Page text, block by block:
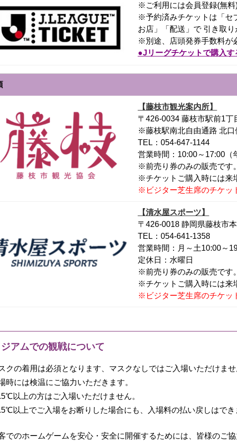
※ご利用には会員登録(無料)
※予約済みチケットは「セ
お店」「配送」で 引き取り
※別途、店頭発券手数料が
●Jリーグチケットで購入す
【藤枝市観光案内所】
〒426-0034 藤枝市駅前1丁
※藤枝駅南北自由通路 北口
TEL：054-647-1144
営業時間：10:00～17:00（
※前売り券のみの販売です
※チケットご購入時には来
※ビジター芝生席のチケッ
【清水屋スポーツ】
〒426-0018 静岡県藤枝市
TEL：054-641-1358
営業時間：月～土10:00～
定休日：水曜日
※前売り券のみの販売です
※チケットご購入時には来
※ビジター芝生席のチケッ
アムでの観戦について
クの着用は必須となります、マスクなしではご入場いただけませ
時には検温にご協力いただきます。
以上の方はご入場いただけません。
以上でご入場をお断りした場合にも、入場料の払い戻しはでき
でのホームゲームを安心・安全に開催するためには、皆様のご協